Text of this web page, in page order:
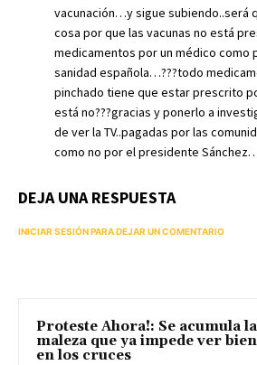
vacunación…y sigue subiendo..será
cosa por que las vacunas no está
medicamentos por un médico como
sanidad española…???todo
pinchado tiene que estar prescrito
está no???gracias y ponerlo a
de ver la TV..pagadas por las
como no por el presidente
DEJA UNA RESPUESTA
INICIAR SESIÓN PARA DEJAR UN COMENTARIO
Proteste Ahora!: Se acumula la
maleza que ya impede ver bien
en los cruces